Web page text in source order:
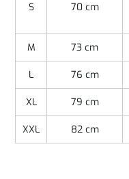
S 70 cm
M 73 cm
L 76 cm
XL 79 cm
XXL 82 cm